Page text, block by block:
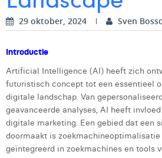
Dhan Claes
Edouard Polet
Elio Civalleri
Eliott Pousset
Floriane Defacqz
Digital Business Intern
29 oktober, 2024 Sven
Introductie
Artificial Intelligence (AI) heeft zich
futuristisch concept tot een essentieel
digitale landschap. Van
geavanceerde analyses, AI heeft
digitale marketing. Een gebied dat een
doormaakt is zoekmachineoptimalisatie
geïntegreerd in zoekmachines en tools